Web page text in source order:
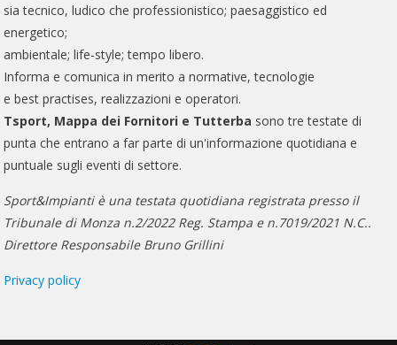
sia tecnico, ludico che professionistico; paesaggistico ed
energetico;
ambientale; life-style; tempo libero.
Informa e comunica in merito a normative, tecnologie
e best practises, realizzazioni e operatori.
Tsport, Mappa dei Fornitori e Tutterba sono tre testate di
punta che entrano a far parte di un'informazione quotidiana e
puntuale sugli eventi di settore.
Sport&Impianti è una testata quotidiana registrata presso il
Tribunale di Monza n.2/2022 Reg. Stampa e n.7019/2021 N.C..
Direttore Responsabile Bruno Grillini
Privacy policy